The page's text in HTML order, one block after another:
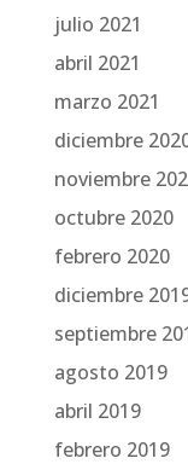
julio 2021
abril 2021
marzo 2021
diciembre
noviembre
octubre 2020
febrero 2020
diciembre
septiembre
agosto 2019
abril 2019
febrero 2019